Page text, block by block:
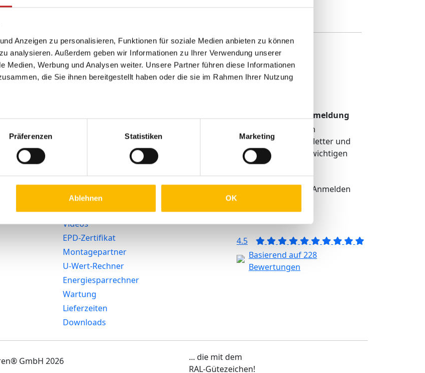
Anzeigen zu personalisieren, Funktionen für soziale Medien anbieten zu können
analysieren. Außerdem geben wir Informationen zu Ihrer Verwendung unserer
Medien, Werbung und Analysen weiter. Unsere Partner führen diese Informationen
die Sie ihnen bereitgestellt haben oder die sie im Rahmen Ihrer Nutzung
Präferenzen Statistiken Marketing
Ablehnen OK
Serviceportal
Beratungstermin
buchen
Videos
EPD-Zertifikat
Montagepartner
U-Wert-Rechner
Energiesparrechner
Wartung
Lieferzeiten
Downloads
Widerruf
AGB
Digitale
Datenschutz
TMP Newsletter Anmeldung
Erhalten Sie unseren
regelmäßigen Newsletter und
bekommen Sie alle wichtigen
Infos über TMP®
Anmelden
4.5
Basierend auf 228
Bewertungen
GmbH 2026
... die mit dem
RAL-Gütezeichen!